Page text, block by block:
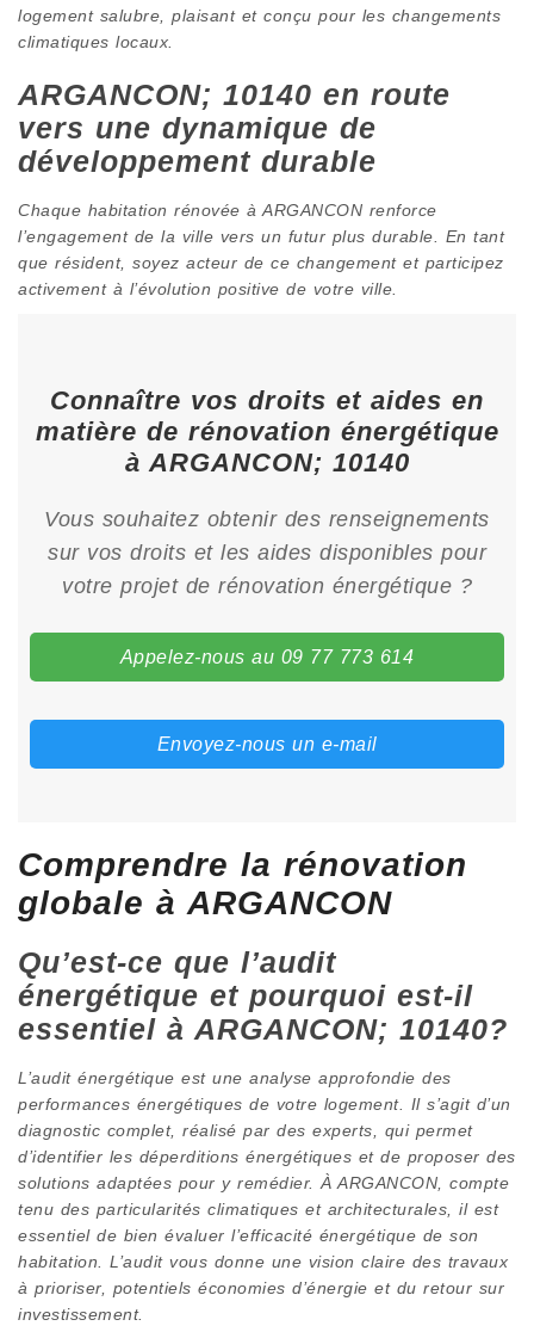
logement salubre, plaisant et conçu pour les changements
climatiques locaux.
ARGANCON; 10140 en route
vers une dynamique de
développement durable
Chaque habitation rénovée à ARGANCON renforce
l’engagement de la ville vers un futur plus durable. En tant
que résident, soyez acteur de ce changement et participez
activement à l’évolution positive de votre ville.
Connaître vos droits et aides en
matière de rénovation énergétique
à ARGANCON; 10140
Vous souhaitez obtenir des renseignements
sur vos droits et les aides disponibles pour
votre projet de rénovation énergétique ?
Appelez-nous au 09 77 773 614
Envoyez-nous un e-mail
Comprendre la rénovation
globale à ARGANCON
Qu’est-ce que l’audit
énergétique et pourquoi est-il
essentiel à ARGANCON; 10140?
L’audit énergétique est une analyse approfondie des
performances énergétiques de votre logement. Il s’agit d’un
diagnostic complet, réalisé par des experts, qui permet
d’identifier les déperditions énergétiques et de proposer des
solutions adaptées pour y remédier. À ARGANCON, compte
tenu des particularités climatiques et architecturales, il est
essentiel de bien évaluer l’efficacité énergétique de son
habitation. L’audit vous donne une vision claire des travaux
à prioriser, potentiels économies d’énergie et du retour sur
investissement.